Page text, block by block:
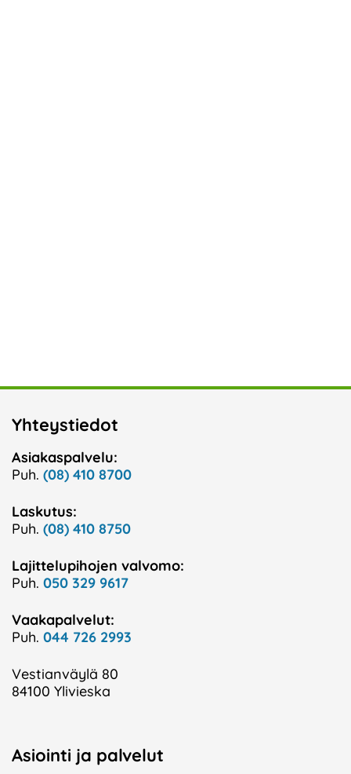
Yhteystiedot
Asiakaspalvelu:
Puh. (08) 410 8700
Laskutus:
Puh. (08) 410 8750
Lajittelupihojen valvomo:
Puh. 050 329 9617
Vaakapalvelut:
Puh. 044 726 2993
Vestianväylä 80
84100 Ylivieska
Asiointi ja palvelut